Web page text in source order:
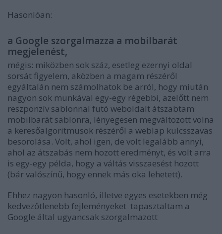
Hasonlóan:
a Google szorgalmazza a mobilbarát
megjelenést,
mégis: miközben sok száz, esetleg ezernyi oldal
sorsát figyelem, aközben a magam részéről
egyáltalán nem számolhatok be arról, hogy miután
nagyon sok munkával egy-egy régebbi, azelőtt nem
reszponzív sablonnal futó weboldalt átszabtam
mobilbarát sablonra, lényegesen megváltozott volna
a keresőalgoritmusok részéről a weblap kulcsszavas
besorolása. Volt, ahol igen, de volt legalább annyi,
ahol az átszabás nem hozott eredményt, és volt arra
is egy-egy példa, hogy a váltás visszaesést hozott
(bár valószínű, hogy ennek más oka lehetett).
Ehhez nagyon hasonló, illetve egyes esetekben még
kedvezőtlenebb fejleményeket tapasztaltam a
Google által ugyancsak szorgalmazott